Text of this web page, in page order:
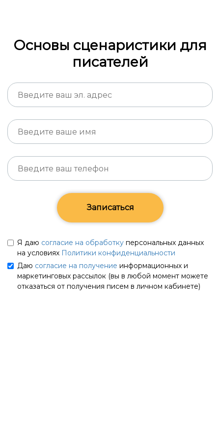
Основы сценаристики для
писателей
Записаться
Я даю согласие на обработку персональных данных
на условиях Политики конфиденциальности
Даю согласие на получение информационных и
маркетинговых рассылок (вы в любой момент можете
отказаться от получения писем в личном кабинете)